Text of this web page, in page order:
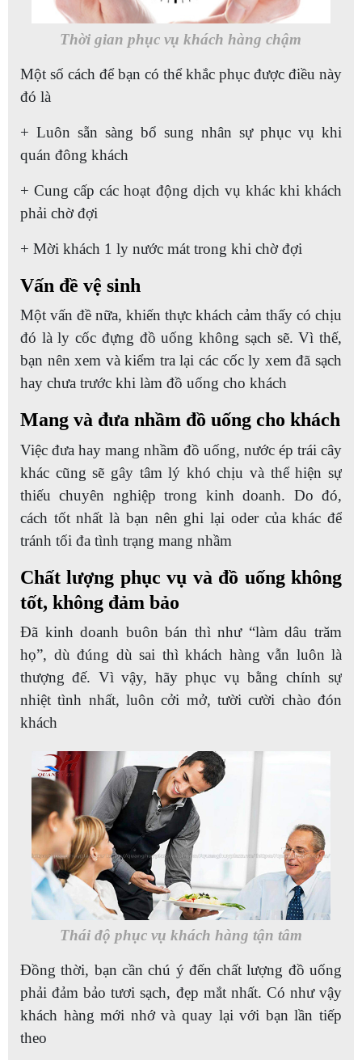
Thời gian phục vụ khách hàng chậm
Một số cách để bạn có thể khắc phục được điều này
đó là
+ Luôn sẵn sàng bổ sung nhân sự phục vụ khi
quán đông khách
+ Cung cấp các hoạt động dịch vụ khác khi khách
phải chờ đợi
+ Mời khách 1 ly nước mát trong khi chờ đợi
Vấn đề vệ sinh
Một vấn đề nữa, khiến thực khách cảm thấy có chịu
đó là ly cốc đựng đồ uống không sạch sẽ. Vì thế,
bạn nên xem và kiểm tra lại các cốc ly xem đã sạch
hay chưa trước khi làm đồ uống cho khách
Mang và đưa nhầm đồ uống cho khách
Việc đưa hay mang nhầm đồ uống, nước ép trái cây
khác cũng sẽ gây tâm lý khó chịu và thể hiện sự
thiếu chuyên nghiệp trong kinh doanh. Do đó,
cách tốt nhất là bạn nên ghi lại oder của khác để
tránh tối đa tình trạng mang nhầm
Chất lượng phục vụ và đồ uống không
tốt, không đảm bảo
Đã kinh doanh buôn bán thì như “làm dâu trăm
họ”, dù đúng dù sai thì khách hàng vẫn luôn là
thượng đế. Vì vậy, hãy phục vụ bằng chính sự
nhiệt tình nhất, luôn cởi mở, tười cười chào đón
khách
Thái độ phục vụ khách hàng tận tâm
Đồng thời, bạn cần chú ý đến chất lượng đồ uống
phải đảm bảo tươi sạch, đẹp mắt nhất. Có như vậy
khách hàng mới nhớ và quay lại với bạn lần tiếp
theo